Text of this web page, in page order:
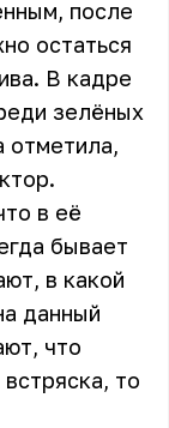
после
остаться
В кадре
зелёных
отметила,
в её
бывает
в какой
данный
что
то